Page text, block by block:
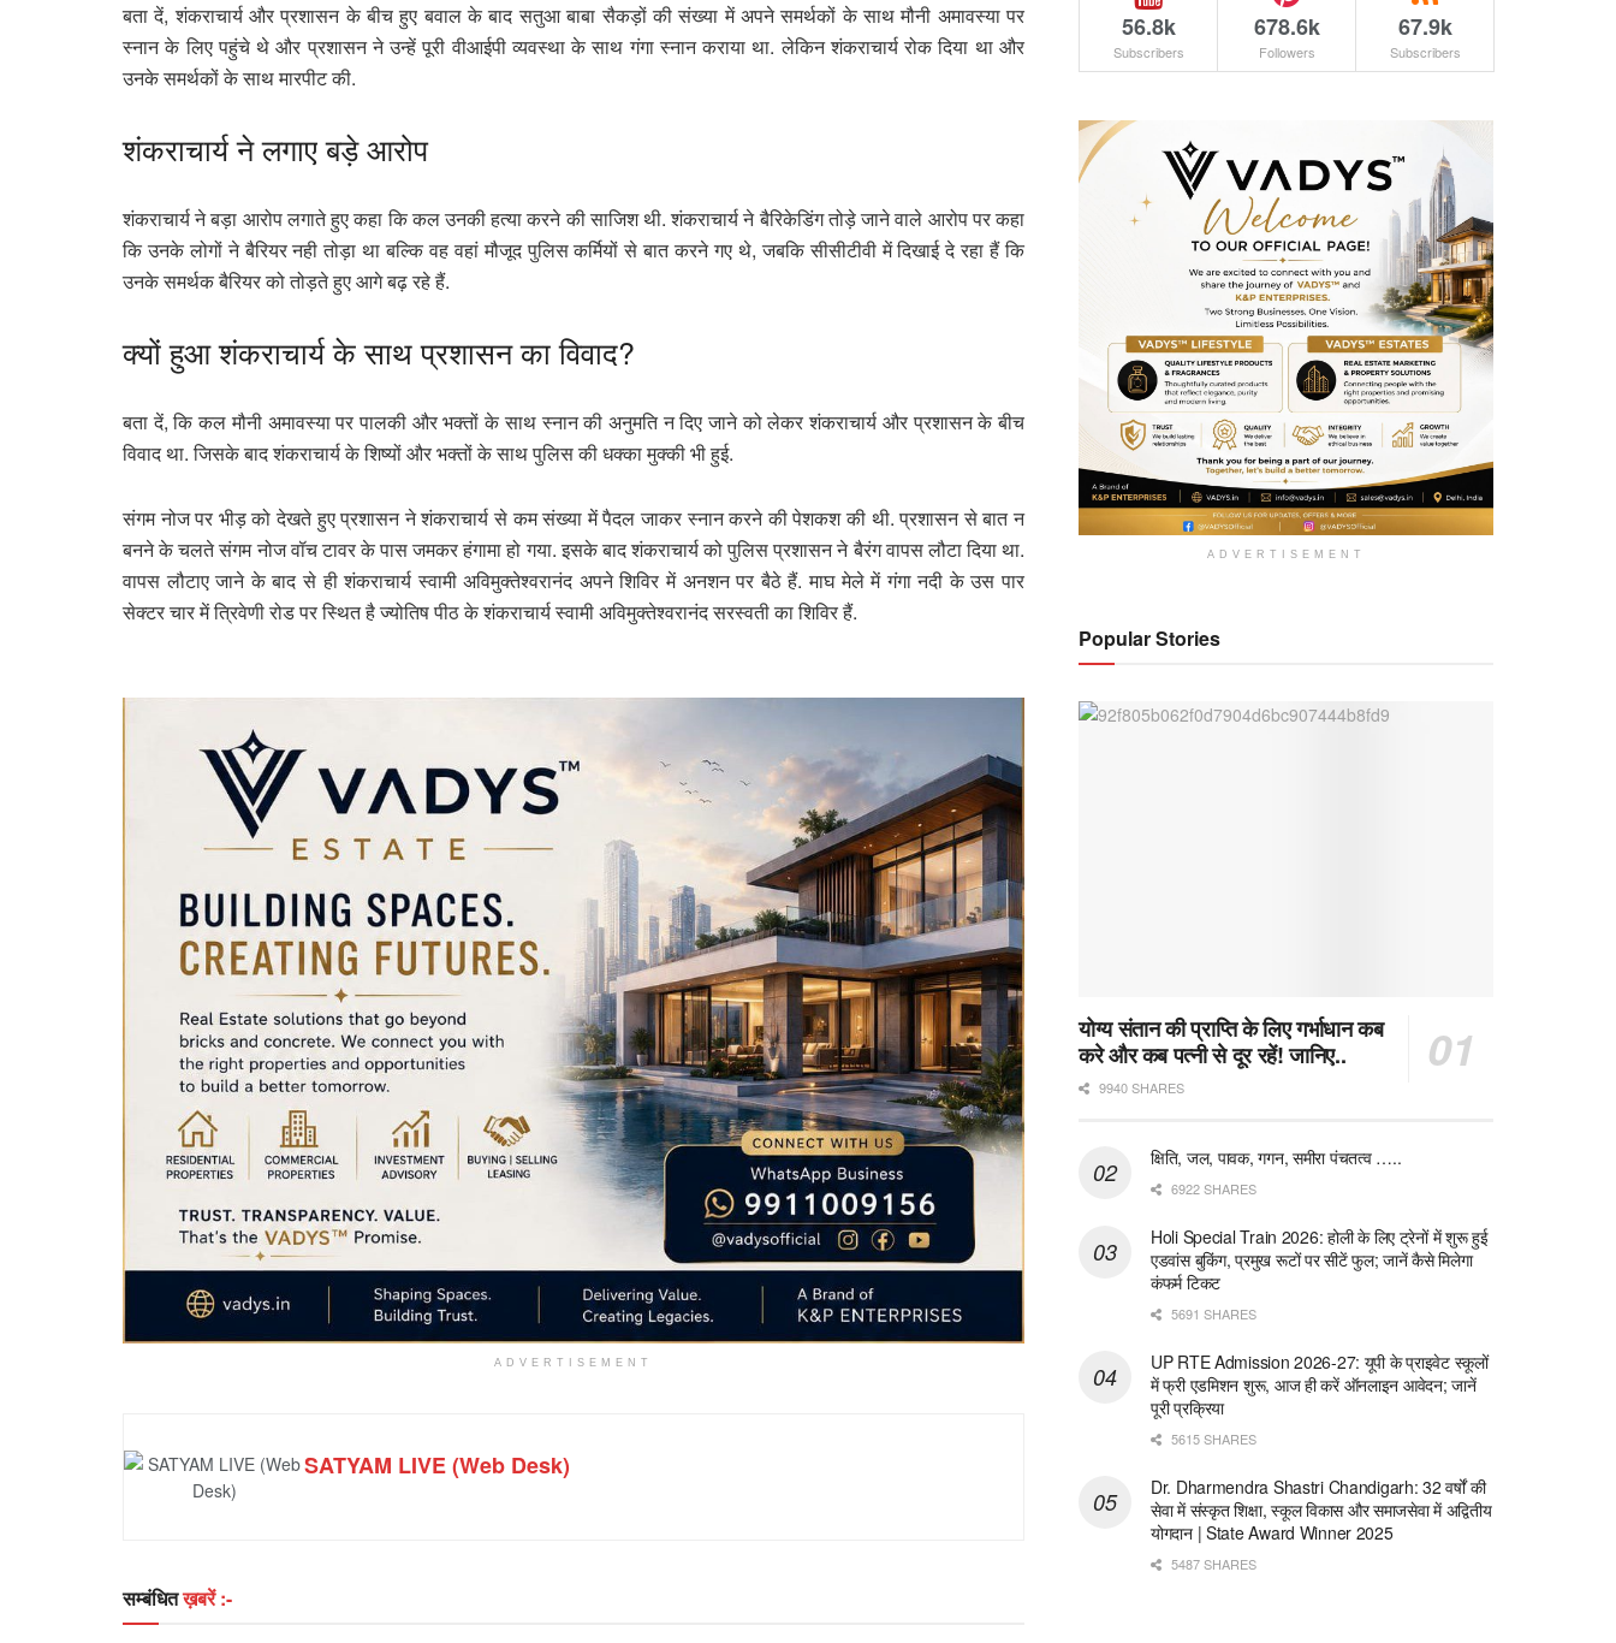
बता दें, शंकराचार्य और प्रशासन के बीच हुए बवाल के बाद सतुआ बाबा सैकड़ों की संख्या में अपने समर्थकों के साथ मौनी अमावस्या पर
स्नान के लिए पहुंचे थे और प्रशासन ने उन्हें पूरी वीआईपी व्यवस्था के साथ गंगा स्नान कराया था. लेकिन शंकराचार्य रोक दिया था और
उनके समर्थकों के साथ मारपीट की.
शंकराचार्य ने लगाए बड़े आरोप
शंकराचार्य ने बड़ा आरोप लगाते हुए कहा कि कल उनकी हत्या करने की साजिश थी. शंकराचार्य ने बैरिकेडिंग तोड़े जाने वाले आरोप पर कहा
कि उनके लोगों ने बैरियर नही तोड़ा था बल्कि वह वहां मौजूद पुलिस कर्मियों से बात करने गए थे, जबकि सीसीटीवी में दिखाई दे रहा हैं कि
उनके समर्थक बैरियर को तोड़ते हुए आगे बढ़ रहे हैं.
क्यों हुआ शंकराचार्य के साथ प्रशासन का विवाद?
बता दें, कि कल मौनी अमावस्या पर पालकी और भक्तों के साथ स्नान की अनुमति न दिए जाने को लेकर शंकराचार्य और प्रशासन के बीच
विवाद था. जिसके बाद शंकराचार्य के शिष्यों और भक्तों के साथ पुलिस की धक्का मुक्की भी हुई.
संगम नोज पर भीड़ को देखते हुए प्रशासन ने शंकराचार्य से कम संख्या में पैदल जाकर स्नान करने की पेशकश की थी. प्रशासन से बात न
बनने के चलते संगम नोज वॉच टावर के पास जमकर हंगामा हो गया. इसके बाद शंकराचार्य को पुलिस प्रशासन ने बैरंग वापस लौटा दिया था.
वापस लौटाए जाने के बाद से ही शंकराचार्य स्वामी अविमुक्तेश्वरानंद अपने शिविर में अनशन पर बैठे हैं. माघ मेले में गंगा नदी के उस पार
सेक्टर चार में त्रिवेणी रोड पर स्थित है ज्योतिष पीठ के शंकराचार्य स्वामी अविमुक्तेश्वरानंद सरस्वती का शिविर हैं.
ADVERTISEMENT
SATYAM LIVE (Web Desk)
सम्बंधितख़बरें :-
56.8k
Subscribers
678.6k
Followers
67.9k
Subscribers
ADVERTISEMENT
Popular Stories
योग्य संतान की प्राप्ति के लिए गर्भाधान कब
करे और कब पत्नी से दूर रहें! जानिए..
9940 SHARES
क्षिति, जल, पावक, गगन, समीरा पंचतत्व …..
6922 SHARES
Holi Special Train 2026: होली के लिए ट्रेनों में शुरू हुई
एडवांस बुकिंग, प्रमुख रूटों पर सीटें फुल; जानें कैसे मिलेगा
कंफर्म टिकट
5691 SHARES
UP RTE Admission 2026-27: यूपी के प्राइवेट स्कूलों
में फ्री एडमिशन शुरू, आज ही करें ऑनलाइन आवेदन; जानें
पूरी प्रक्रिया
5615 SHARES
Dr. Dharmendra Shastri Chandigarh: 32 वर्षों की
सेवा में संस्कृत शिक्षा, स्कूल विकास और समाजसेवा में अद्वितीय
योगदान | State Award Winner 2025
5487 SHARES